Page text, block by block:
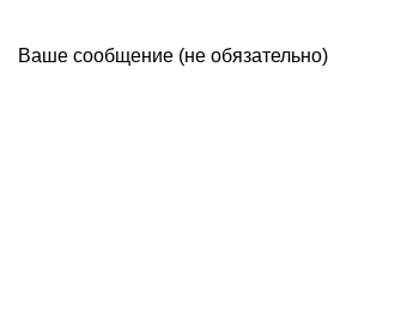
Ваше сообщение (не обязательно)